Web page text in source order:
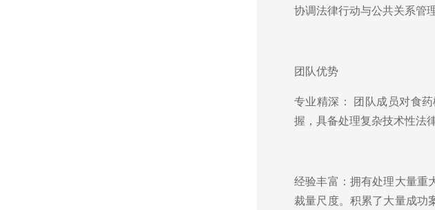
协调法律行动与公共关系管
团队优势
专业精深： 团队成员对食
握，具备处理复杂技术性法
经验丰富：拥有处理大量重
裁量尺度。积累了大量成功